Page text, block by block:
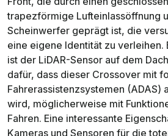
trapezförmige Lufteinlassöffnung
Scheinwerfer geprägt ist, die
eine eigene Identität zu verleihen.
ist der LiDAR-Sensor auf dem
dafür, dass dieser Crossover mit
Fahrerassistenzsystemen (ADAS)
wird, möglicherweise mit
Fahren. Eine interessante
Kameras und Sensoren für die